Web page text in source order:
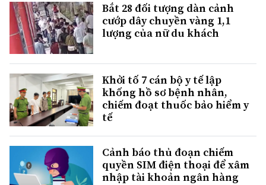
Bắt 28 đối tượng dàn cảnh
cướp dây chuyền vàng 1,1
lượng của nữ du khách
Khởi tố 7 cán bộ y tế lập
khống hồ sơ bệnh nhân,
chiếm đoạt thuốc bảo hiểm y
tế
Cảnh báo thủ đoạn chiếm
quyền SIM điện thoại để xâm
nhập tài khoản ngân hàng